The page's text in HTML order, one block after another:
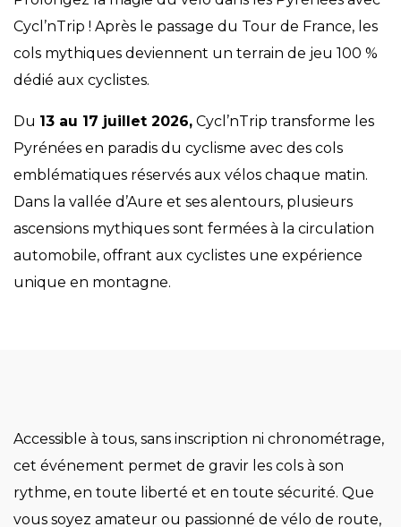
Cycl’nTrip ! Après le passage du Tour de France, les
cols mythiques deviennent un terrain de jeu 100 %
dédié aux cyclistes.
Du 13 au 17 juillet 2026, Cycl’nTrip transforme les
Pyrénées en paradis du cyclisme avec des cols
emblématiques réservés aux vélos chaque matin.
Dans la vallée d’Aure et ses alentours, plusieurs
ascensions mythiques sont fermées à la circulation
automobile, offrant aux cyclistes une expérience
unique en montagne.
Accessible à tous, sans inscription ni chronométrage,
cet événement permet de gravir les cols à son
rythme, en toute liberté et en toute sécurité. Que
vous soyez amateur ou passionné de vélo de route,